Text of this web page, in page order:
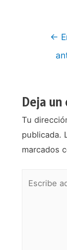
←
Deja
Tu
publicada.
marcados